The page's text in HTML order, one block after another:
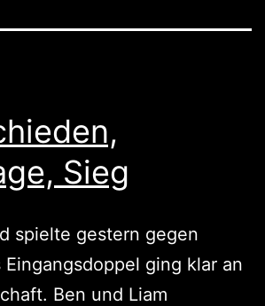
Sieg
spielte gestern gegen
Eingangsdoppel ging klar an
Ben und Liam